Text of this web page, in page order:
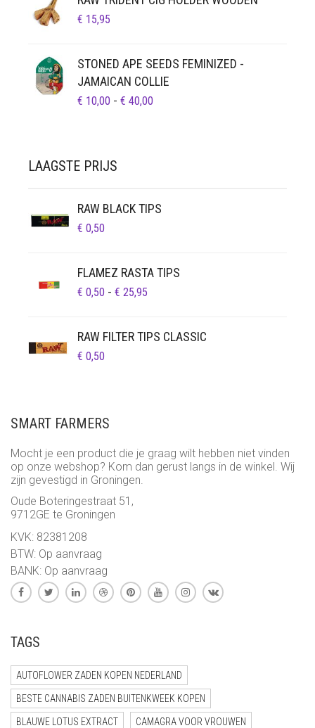
€ 15,95
STONED APE SEEDS FEMINIZED -
JAMAICAN COLLIE
€ 10,00 - € 40,00
LAAGSTE PRIJS
RAW BLACK TIPS
€ 0,50
FLAMEZ RASTA TIPS
€ 0,50 - € 25,95
€ 25,95
RAW FILTER TIPS CLASSIC
€ 0,50
SMART FARMERS
Mocht je een product die je graag wilt hebben niet vinden
op onze webshop? Kom dan gerust langs in de winkel. Wij
zijn gevestigd in Groningen.
Oude Boteringestraat 51,
9712GE te Groningen
KVK: 82381208
BTW: Op aanvraag
BANK: Op aanvraag
TAGS
AUTOFLOWER ZADEN KOPEN NEDERLAND
BESTE CANNABIS ZADEN BUITENKWEEK KOPEN
BLAUWE LOTUS EXTRACT CAMAGRA VOOR VROUWEN